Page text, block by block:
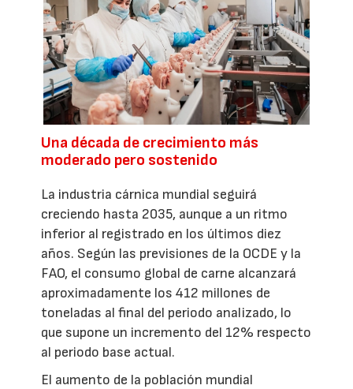
Una década de crecimiento más
moderado pero sostenido
La industria cárnica mundial seguirá
creciendo hasta 2035, aunque a un ritmo
inferior al registrado en los últimos diez
años. Según las previsiones de la OCDE y la
FAO, el consumo global de carne alcanzará
aproximadamente los 412 millones de
toneladas al final del periodo analizado, lo
que supone un incremento del 12% respecto
al periodo base actual.
El aumento de la población mundial